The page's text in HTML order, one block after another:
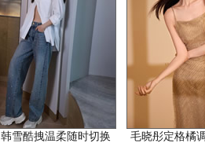
韩雪酷拽温柔随时切换 毛晓彤定格橘